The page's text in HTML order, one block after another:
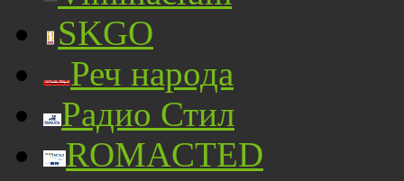
SKGO
Реч народа
Радио Стил
ROMACTED